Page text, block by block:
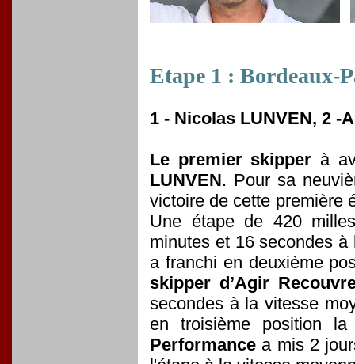
Etape 1 : Bordeaux-
1 - Nicolas LUNVEN, 2 -
Le premier skipper à
LUNVEN. Pour sa
victoire de cette première
Une étape de 420
minutes et 16 secondes
a franchi en deuxième
skipper d’Agir
secondes à la vitesse
en troisième position
Performance a mis 2